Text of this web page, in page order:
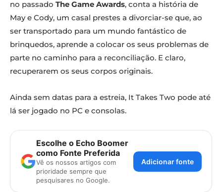
no passado The Game Awards, conta a história de
May e Cody, um casal prestes a divorciar-se que, ao
ser transportado para um mundo fantástico de
brinquedos, aprende a colocar os seus problemas de
parte no caminho para a reconciliação. E claro,
recuperarem os seus corpos originais.
Ainda sem datas para a estreia, It Takes Two pode até
lá ser jogado no PC e consolas.
Escolhe o Echo Boomer
como Fonte Preferida
Vê os nossos artigos com
prioridade sempre que
pesquisares no Google.
Adicionar fonte